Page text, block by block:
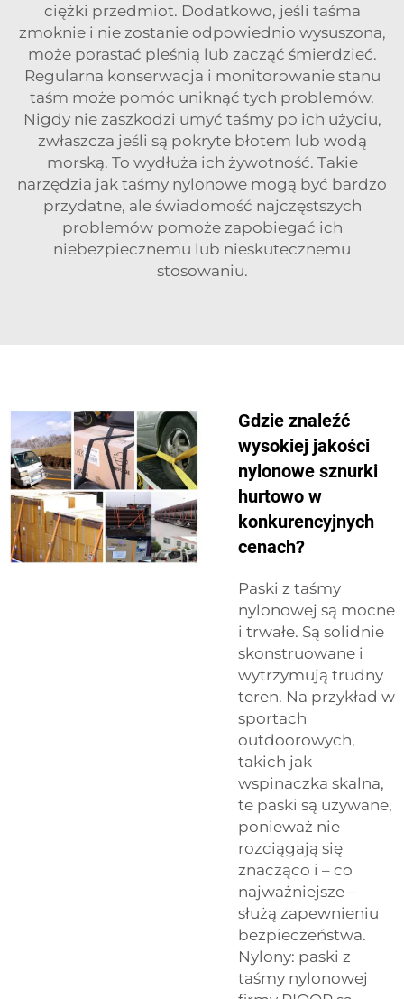
ciężki przedmiot. Dodatkowo, jeśli taśma
zmoknie i nie zostanie odpowiednio wysuszona,
może porastać pleśnią lub zacząć śmierdzieć.
Regularna konserwacja i monitorowanie stanu
taśm może pomóc uniknąć tych problemów.
Nigdy nie zaszkodzi umyć taśmy po ich użyciu,
zwłaszcza jeśli są pokryte błotem lub wodą
morską. To wydłuża ich żywotność. Takie
narzędzia jak taśmy nylonowe mogą być bardzo
przydatne, ale świadomość najczęstszych
problemów pomoże zapobiegać ich
niebezpiecznemu lub nieskutecznemu
stosowaniu.
Gdzie znaleźć
wysokiej jakości
nylonowe sznurki
hurtowo w
konkurencyjnych
cenach?
Paski z taśmy
nylonowej są mocne
i trwałe. Są solidnie
skonstruowane i
wytrzymują trudny
teren. Na przykład w
sportach
outdoorowych,
takich jak
wspinaczka skalna,
te paski są używane,
ponieważ nie
rozciągają się
znacząco i – co
najważniejsze –
służą zapewnieniu
bezpieczeństwa.
Nylony: paski z
taśmy nylonowej